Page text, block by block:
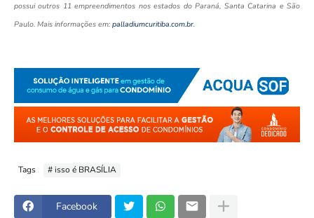
possui outros 11 empreendimentos nos estados do Paraná, Santa Catarina e São
Paulo. Mais informações em: palladiumcuritiba.com.br.
Tags # isso é BRASÍLIA
Facebook